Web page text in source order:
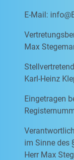
E-Mail:
Max
Karl-Heinz
Eingetragen
im Sinne des
Herr Max